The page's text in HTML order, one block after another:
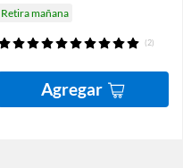
Retira mañana
(2)
Agregar